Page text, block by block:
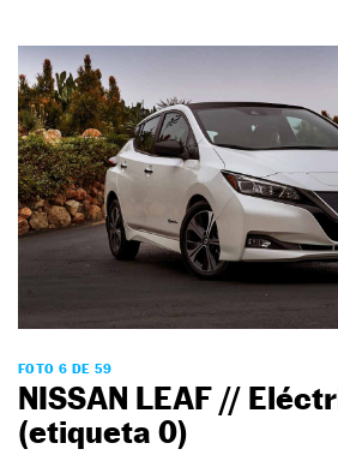
FOTO 6 DE 59
NISSAN LEAF //
(etiqueta 0)